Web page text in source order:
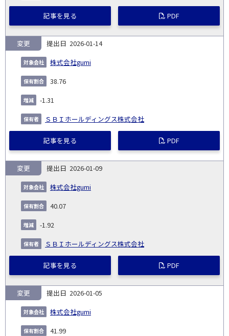
記事を見る PDF
2026-01-14
株式会社gumi
変更
38.76
-1.31
ＳＢＩホールディングス株式会社
記事を見る PDF
2026-01-09
株式会社gumi
変更
40.07
-1.92
ＳＢＩホールディングス株式会社
記事を見る PDF
2026-01-05
株式会社gumi
変更
41.99